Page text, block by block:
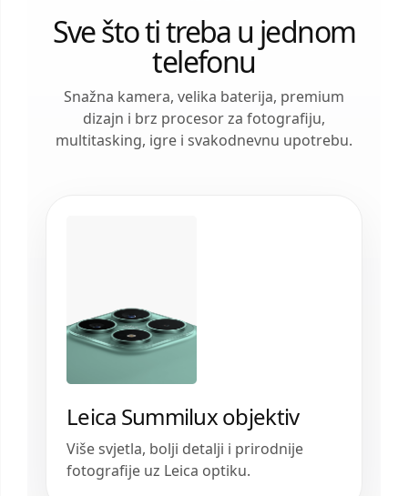
Sve što ti treba u jednom
telefonu
Snažna kamera, velika baterija, premium
dizajn i brz procesor za fotografiju,
multitasking, igre i svakodnevnu upotrebu.
Leica Summilux objektiv
Više svjetla, bolji detalji i prirodnije
fotografije uz Leica optiku.